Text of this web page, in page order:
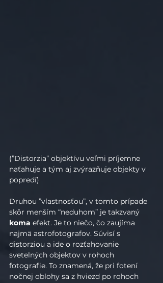
(”Distorzia” objektívu veľmi príjemne
naťahuje a tým aj zvýrazňuje objekty v
popredí)
Druhou ”vlastnosťou”, v tomto prípade
skôr menším “neduhom” je takzvaný
koma efekt. Je to niečo, čo zaujíma
najmä astrofotografov. Súvisí s
distorziou a ide o rozťahovanie
svetelných objektov v rohoch
fotografie. To znamená, že pri fotení
nočnej oblohy sa z hviezd po rohoch